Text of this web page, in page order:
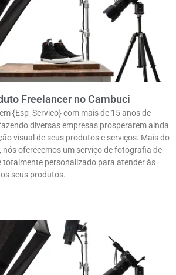
Freelancer no Cambuci
{Esp_Servico} com mais de 15 anos de
diversas empresas prosperarem ainda
visual de seus produtos e serviços. Mais do
oferecemos um serviço de fotografia de
totalmente personalizado para atender às
seus produtos.